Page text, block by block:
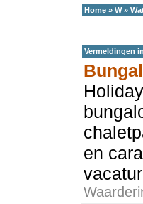
Home » W»
Vermeldingen
en